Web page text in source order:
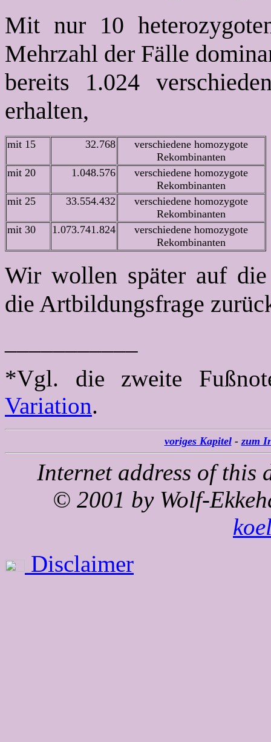
Mit nur 10
Mehrzahl der Fälle
bereits 1.024
erhalten,
mit 15 32.768
verschiedene homozygote
Rekombinanten
mit 20
1.048.576
verschiedene homozygote
Rekombinanten
mit 25
33.554.432
verschiedene homozygote
Rekombinanten
mit 30
1.073.741.824
verschiedene homozygote
Rekombinanten
Wir wollen später auf die
die Artbildungsfrage
*Vgl. die zweite
Variation.
voriges Kapitel- zum
Internet address of this
© 2001 by Wolf-
Disclaimer